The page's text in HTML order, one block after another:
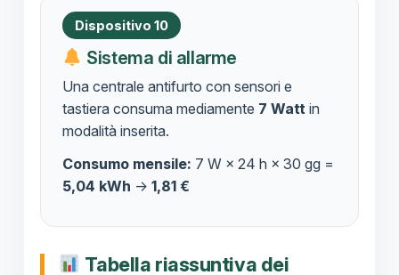
Dispositivo 10
Sistema di allarme
Una centrale antifurto con sensori e
tastiera consuma mediamente 7 Watt in
modalità inserita.
Consumo mensile: 7 W × 24 h × 30 gg =
5,04 kWh → 1,81 €
Tabella riassuntiva dei